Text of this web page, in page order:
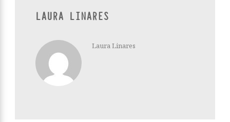
LAURA LINARES
Laura Linares